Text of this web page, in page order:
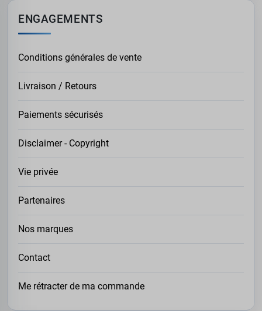
ENGAGEMENTS
Conditions générales de vente
Livraison / Retours
Paiements sécurisés
Disclaimer - Copyright
Vie privée
Partenaires
Nos marques
Contact
Me rétracter de ma commande